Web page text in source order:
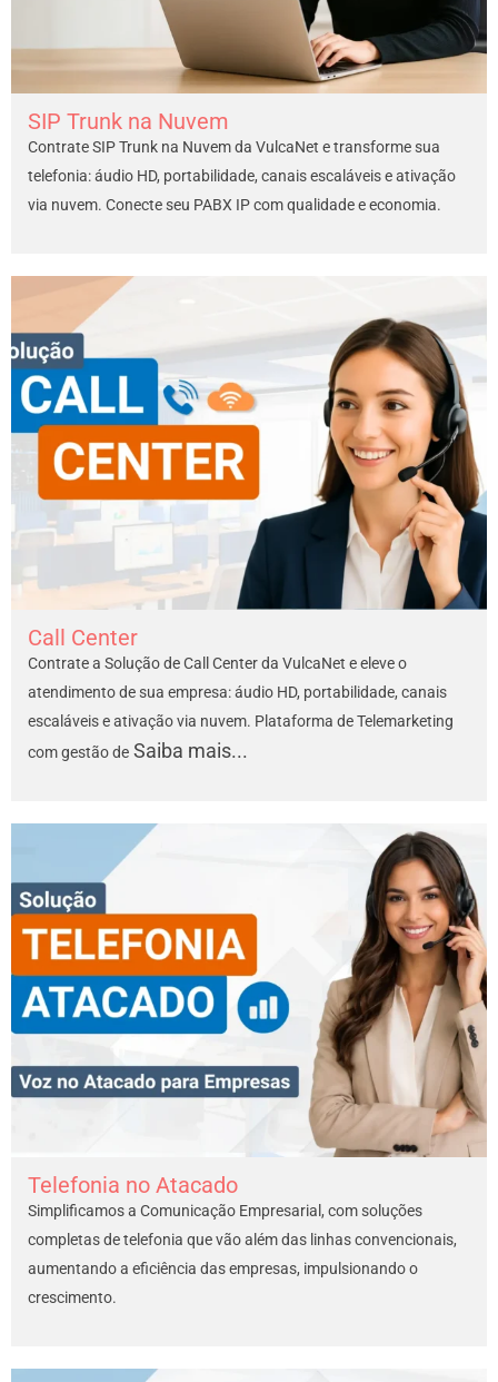
SIP Trunk na Nuvem
Contrate SIP Trunk na Nuvem da VulcaNet e transforme sua
telefonia: áudio HD, portabilidade, canais escaláveis e ativação
via nuvem. Conecte seu PABX IP com qualidade e economia.
Call Center
Contrate a Solução de Call Center da VulcaNet e eleve o
atendimento de sua empresa: áudio HD, portabilidade, canais
escaláveis e ativação via nuvem. Plataforma de Telemarketing
com gestão de Saiba mais...
Telefonia no Atacado
Simplificamos a Comunicação Empresarial, com soluções
completas de telefonia que vão além das linhas convencionais,
aumentando a eficiência das empresas, impulsionando o
crescimento.